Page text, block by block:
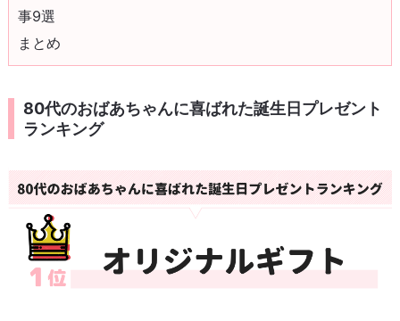
事9選
まとめ
80代のおばあちゃんに喜ばれた誕生日プレゼント
ランキング